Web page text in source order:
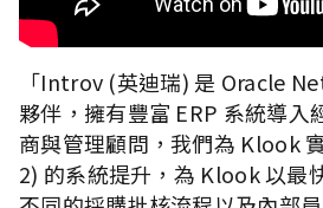
「Introv (英迪瑞) 是 Oracle
夥伴，擁有豐富 ERP 系統導入
商與管理顧問，我們為 Klook
2) 的系統提升，為 Klook 以最